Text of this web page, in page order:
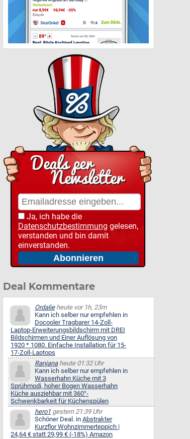
Ja, ich habe die
Datenschutzbestimmung gelesen,
verstanden und bin damit
einverstanden.
Deal Kommentare
Ordalieheute vor 1h, 23m
Kann ich selber nur empfehlen in
Docooler Tragbarer 14-Zoll-
Laptop-Erweiterungsbildschirm mit DREI
Bildschirmen und Einer Auflösung von
1920 * 1080. Einfache Installation für 15-
17-Zoll-Laptops
Ranjanaheute 01:32 Uhr
Kann ich selber nur empfehlen in
Wasserhahn Küche mit 3
Sprühmodi, hoher Bogen Wasserhahn
Küche ausziehbar mit 360°-
Schwenkbarkeit für Küchenspülen
hero1 gestern 21:39 Uhr
Schöner Deal. in Abstrakter
Kurzflor Wohnzimmerteppich |
24,64 € statt 29,99 € (-18%) Amazon